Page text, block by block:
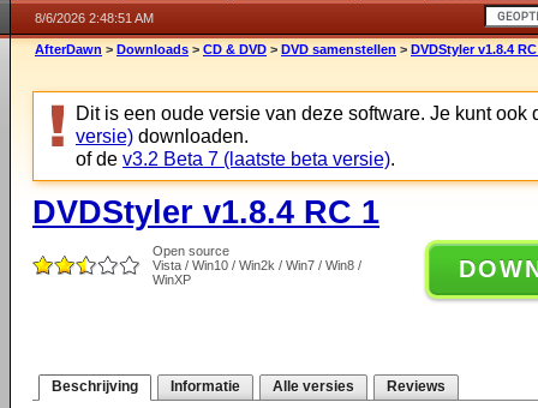
8/6/2026 2:48:51 AM
AfterDawn > Downloads > CD & DVD > DVD samenstellen > DVDStyler v1.8.4
Dit is een oude versie van deze software. Je kunt ook
versie) downloaden.
of de v3.2 Beta 7 (laatste beta versie).
DVDStyler v1.8.4 RC 1
Open source
Vista / Win10 / Win2k / Win7 / Win8 /
WinXP
Beschrijving Informatie Alle versies Reviews